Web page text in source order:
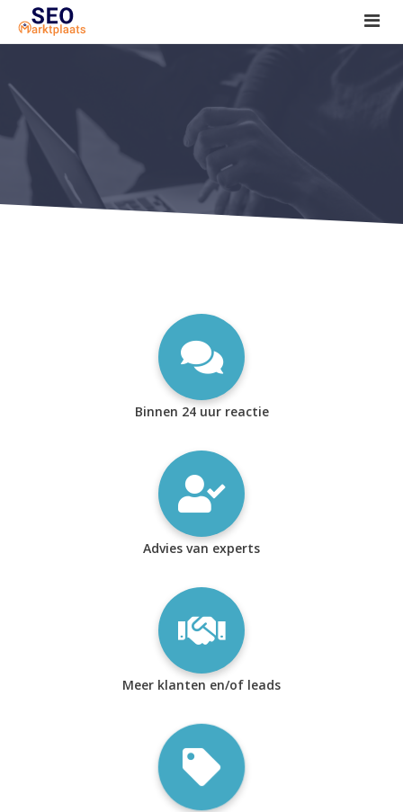
SEO tools reviews
Marketeer bij jou in de buurt?
Offerte
1. Seo voor beginners +
2. Onderzoeken +
Binnen 24 uur reactie
Advies van experts
Meer klanten en/of leads